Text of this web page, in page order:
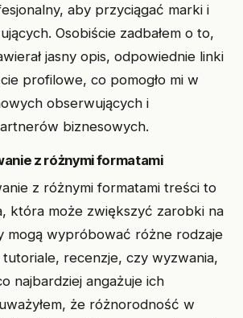
aby przyciągać marki i
Osobiście zadbałem o to,
jasny opis, odpowiednie linki
profilowe, co pomogło mi w
obserwujących i
biznesowych.
z różnymi formatami
z różnymi formatami treści to
która może zwiększyć zarobki na
mogą wypróbować różne rodzaje
recenzje, czy wyzwania,
najbardziej angażuje ich
że różnorodność w